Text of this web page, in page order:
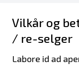
Vilkår og
/ re-selger
Labore id ad